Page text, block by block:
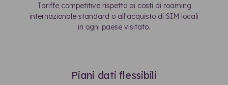
Tariffe competitive rispetto ai costi di roaming
internazionale standard o all'acquisto di SIM locali
in ogni paese visitato.
Piani dati flessibili